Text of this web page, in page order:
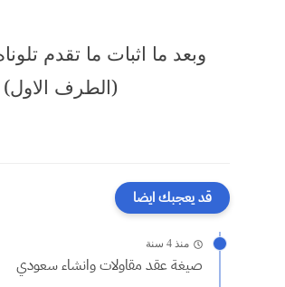
وبعد ما اثبات ما تقدم
(الطرف الاول)
قد يعجبك ايضا
منذ 4 سنة
صيغة عقد مقاولات وانشاء سعودي